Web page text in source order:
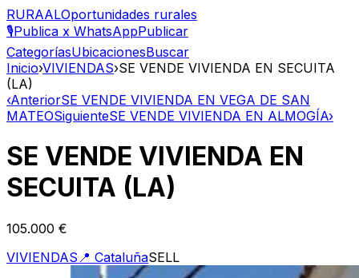
RURAALOportunidades rurales
🎙️Publica x WhatsAppPublicar
CategoríasUbicacionesBuscar
Inicio›VIVIENDAS›SE VENDE VIVIENDA EN SECUITA
(LA)
‹AnteriorSE VENDE VIVIENDA EN VEGA DE SAN
MATEOSiguienteSE VENDE VIVIENDA EN ALMOGÍA›
SE VENDE VIVIENDA EN
SECUITA (LA)
105.000 €
VIVIENDAS 📍 CataluñaSELL